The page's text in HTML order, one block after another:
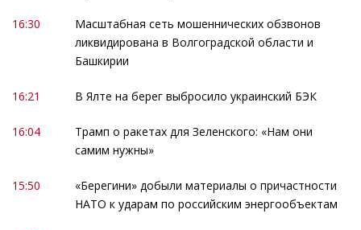
16:30
Масштабная сеть мошеннических обзвонов
ликвидирована в Волгоградской области и
Башкирии
16:21 В Ялте на берег выбросило украинский БЭК
16:04
Трамп о ракетах для Зеленского: «Нам они
самим нужны»
15:50
«Берегини» добыли материалы о причастности
НАТО к ударам по российским энергообъектам